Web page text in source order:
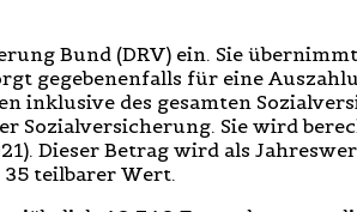
Bund (DRV) ein. Sie
gegebenenfalls für eine
inklusive des gesamten
Sozialversicherung. Sie wird
Dieser Betrag wird als
teilbarer Wert.